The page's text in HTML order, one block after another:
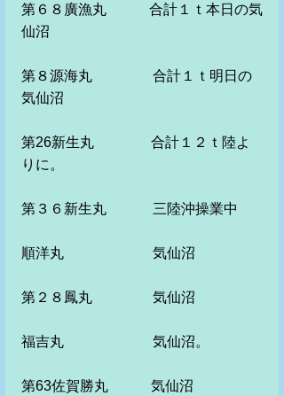
第６８廣漁丸　　　合計１ｔ本日の気
仙沼
第８源海丸　　　 　合計１ｔ明日の
気仙沼
第26新生丸　　　　合計１２ｔ陸よ
りに。
第３６新生丸　　　 三陸沖操業中
順洋丸　　　　　 　気仙沼
第２８鳳丸　　　　 気仙沼
福吉丸　　　　　　 気仙沼。
第63佐賀勝丸　　　気仙沼